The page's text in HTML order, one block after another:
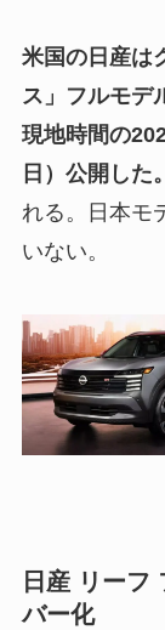
米国の日産は
ス」フルモデ
現地時間の
日）公開した。
れる。日本モ
いない。
日産 リーフ
バー化